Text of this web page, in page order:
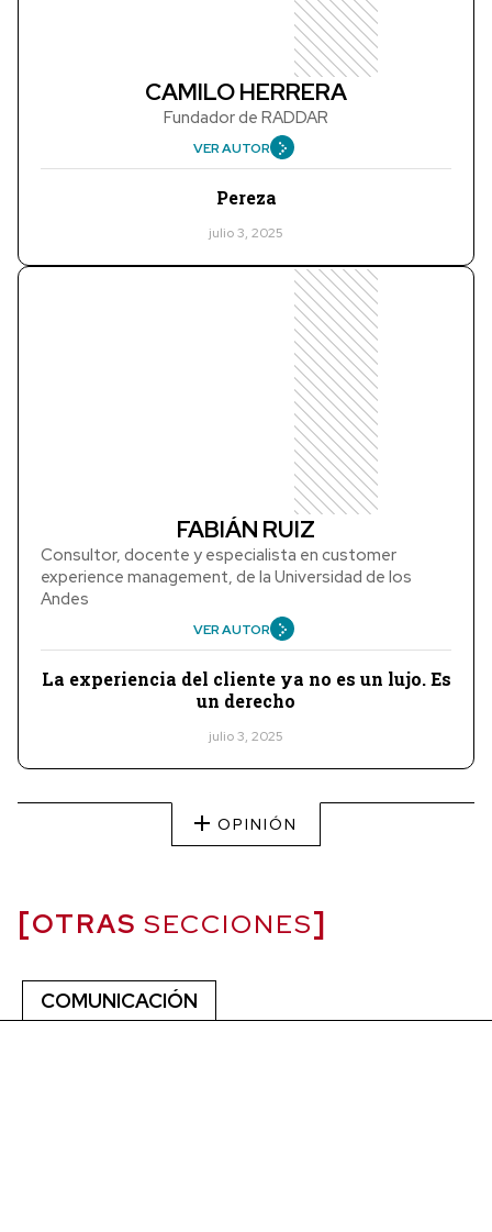
CAMILO HERRERA
Fundador de RADDAR
VER AUTOR
Pereza
julio 3, 2025
FABIÁN RUIZ
Consultor, docente y especialista en customer
experience management, de la Universidad de los
Andes
VER AUTOR
La experiencia del cliente ya no es un lujo. Es
un derecho
julio 3, 2025
OPINIÓN
OTRAS SECCIONES
COMUNICACIÓN